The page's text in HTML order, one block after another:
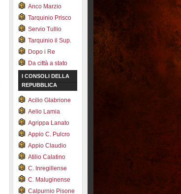
Anco Marzio
Tarquinio Prisco
Servio Tullio
Tarquinio il Sup.
Dopo i Re
Da città a stato
I CONSOLI DELLA
REPUBBLICA
Acilio Glabrione
Aelio Lamia
Agrippa Lanato
Appio C. Pulcro
Appio Claudio
Atilio Calatino
C. Inregillense
C. Maluginense
Calpurnio Pisone